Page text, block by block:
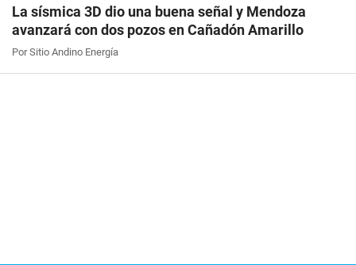
La sísmica 3D dio una buena señal y Mendoza
avanzará con dos pozos en Cañadón Amarillo
Por Sitio Andino Energía